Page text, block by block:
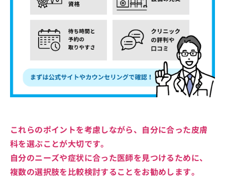
これらのポイントを考慮しながら、自分に合った皮膚
科を選ぶことが大切です。
自分のニーズや症状に合った医師を見つけるために、
複数の選択肢を比較検討することをお勧めします。